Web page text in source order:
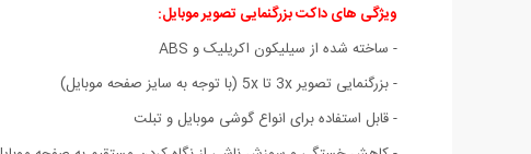
ویژگی های داکت بزرگنمایی تصویر موبایل:
- ساخته شده از سیلیکون اکریلیک و ABS
- بزرگنمایی تصویر 3x تا 5x (با توجه به سایز صفحه موبایل)
- قابل استفاده برای انواع گوشی موبایل و تبلت